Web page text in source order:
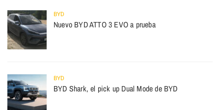
BYD
Nuevo BYD ATTO 3 EVO a prueba
BYD
BYD Shark, el pick up Dual Mode de BYD